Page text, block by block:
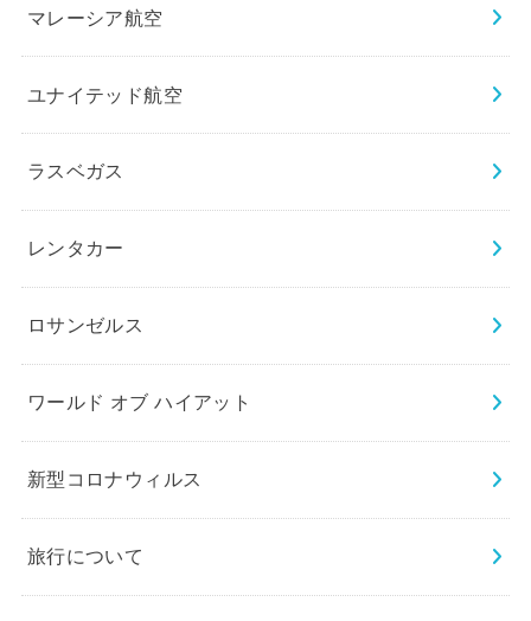
マレーシア航空
ユナイテッド航空
ラスベガス
レンタカー
ロサンゼルス
ワールド オブ ハイアット
新型コロナウィルス
旅行について